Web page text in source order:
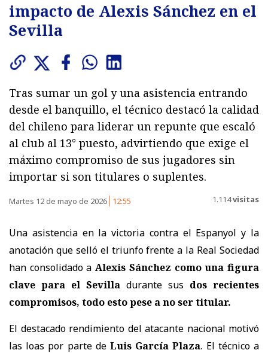
impacto de Alexis Sánchez en el
Sevilla
Tras sumar un gol y una asistencia entrando
desde el banquillo, el técnico destacó la calidad
del chileno para liderar un repunte que escaló
al club al 13° puesto, advirtiendo que exige el
máximo compromiso de sus jugadores sin
importar si son titulares o suplentes.
Martes 12 de mayo de 2026 12:55 1.114visitas
Una asistencia en la victoria contra el Espanyol y la
anotación que selló el triunfo frente a la Real Sociedad
han consolidado aAlexis Sánchez como una figura
clave para el Sevilla durante sus dos recientes
compromisos, todo esto pese a no ser titular.
El destacado rendimiento del atacante nacional motivó
las loas por parte de Luis García Plaza. El técnico a